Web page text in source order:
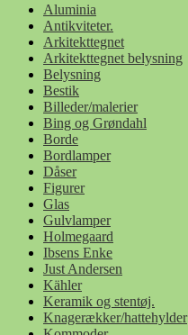
Aluminia
Antikviteter.
Arkitekttegnet
Arkitekttegnet belysning
Belysning
Bestik
Billeder/malerier
Bing og Grøndahl
Borde
Bordlamper
Dåser
Figurer
Glas
Gulvlamper
Holmegaard
Ibsens Enke
Just Andersen
Kähler
Keramik og stentøj.
Knagerækker/hattehylder